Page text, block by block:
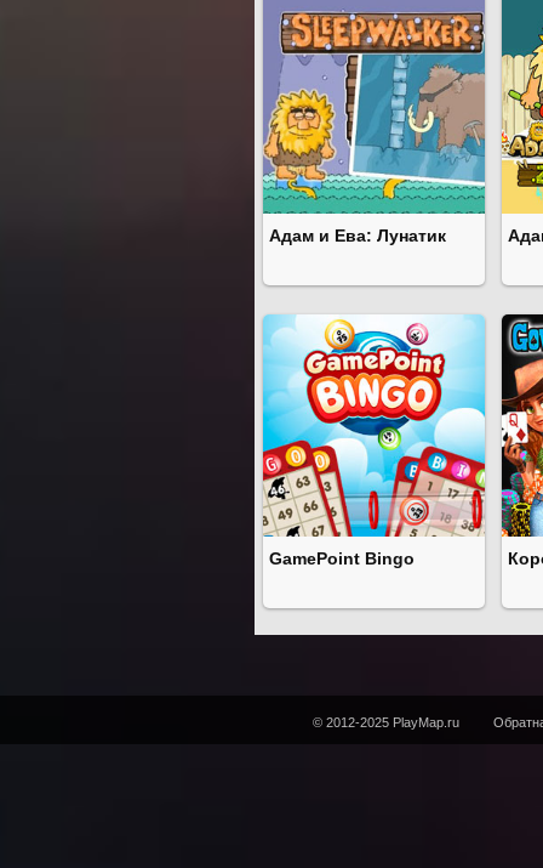
Адам и Ева: Лунатик
GamePoint Bingo
© 2012-2025 PlayMap.ru